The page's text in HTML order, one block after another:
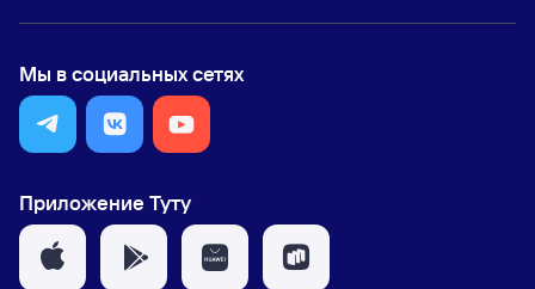
Мы в социальных сетях
Приложение Туту